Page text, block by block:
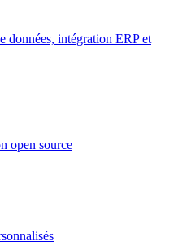
données, intégration ERP et
open source